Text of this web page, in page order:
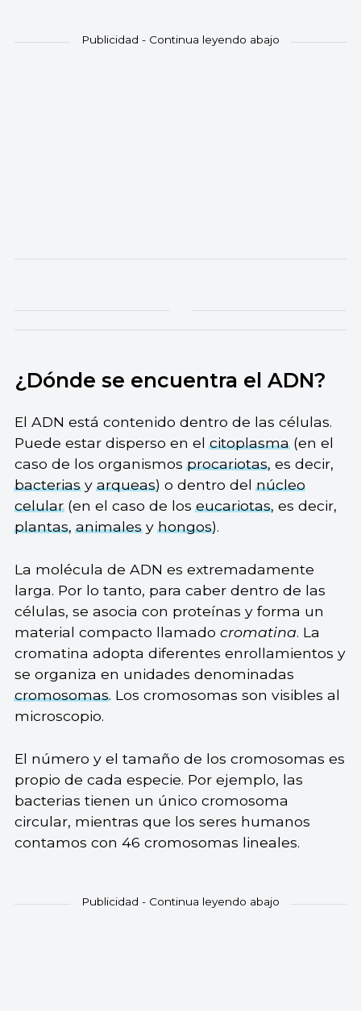
¿Dónde se encuentra el ADN?
El ADN está contenido dentro de las células.
Puede estar disperso en elcitoplasma(en el
caso de los organismosprocariotas, es decir,
bacteriasyarqueas) o dentro delnúcleo
celular(en el caso de loseucariotas, es decir,
plantas,animalesyhongos).
La molécula de ADN es extremadamente
larga. Por lo tanto, para caber dentro de las
células, se asocia con proteínas y forma un
material compacto llamado cromatina. La
cromatina adopta diferentes enrollamientos y
se organiza en unidades denominadas
cromosomas. Los cromosomas son visibles al
microscopio.
El número y el tamaño de los cromosomas es
propio de cada especie. Por ejemplo, las
bacterias tienen un único cromosoma
circular, mientras que los seres humanos
contamos con 46 cromosomas lineales.